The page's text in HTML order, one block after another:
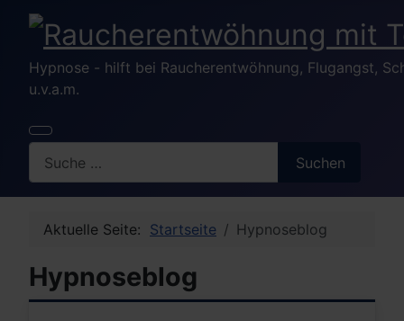
Hypnose - hilft bei Raucherentwöhnung, Flugangst,
u.v.a.m.
Suchen
Aktuelle Seite: Startseite Hypnoseblog
Hypnoseblog